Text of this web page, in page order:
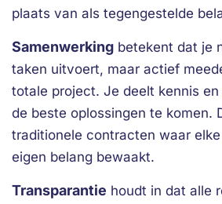
plaats van als tegengestelde
Samenwerking betekent dat je
taken uitvoert, maar actief
totale project. Je deelt kennis
de beste oplossingen te komen.
traditionele contracten waar
eigen belang bewaakt.
Transparantie houdt in dat alle